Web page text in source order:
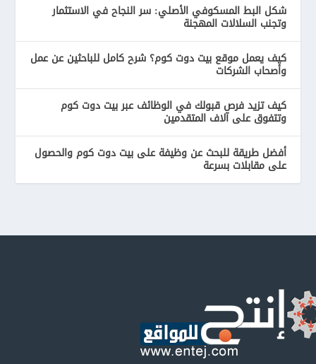
شكل البط المسكوفي الأصلي: سر النجاح في الاستثمار
وتجنب السلالات المهجنة
كيف يعمل موقع بيت دوت كوم؟ شرح كامل للباحثين عن عمل
وأصحاب الشركات
كيف تزيد فرص قبولك في الوظائف عبر بيت دوت كوم
وتتفوق على آلاف المتقدمين
أفضل طريقة للبحث عن وظيفة على بيت دوت كوم والحصول
على مقابلات بسرعة